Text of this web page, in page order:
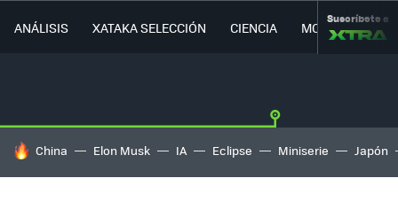
ANÁLISIS XATAKA SELECCIÓN CIENCIA MOVILIDAD
Suscríbete a
HOY SE HABLA DE
China Elon Musk IA Eclipse Miniserie Japón